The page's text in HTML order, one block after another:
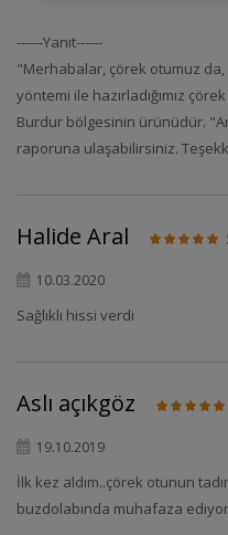
------Yanıt------
"Merhabalar, çörek otumuz da,
yöntemi ile hazırladığımız
Burdur bölgesinin ürünüdür.
raporuna ulaşabilirsiniz.
Halide Aral
10.03.2020
Sağlıklı hissi verdi
Aslı açıkgöz
19.10.2019
İlk kez aldım..çörek otunun
buzdolabında muhafaza